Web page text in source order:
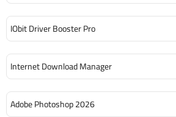
IObit Driver Booster Pro
Internet Download Manager
Adobe Photoshop 2026